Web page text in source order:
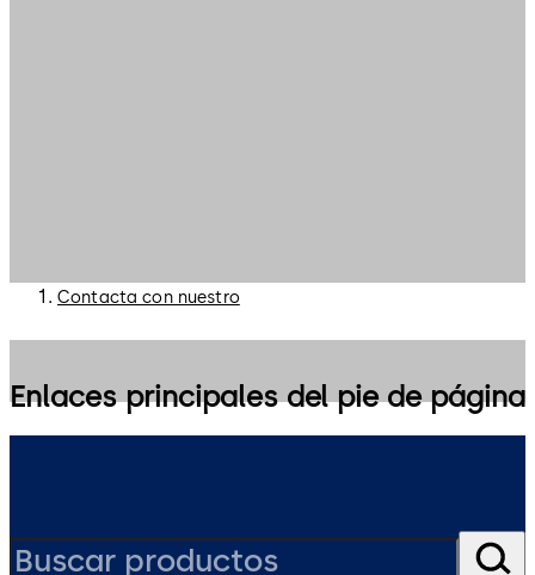
Contacta con nuestro
Enlaces principales del pie de página